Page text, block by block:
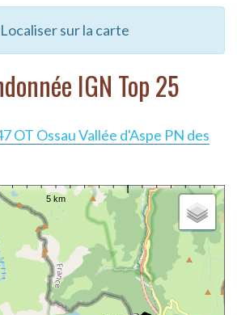
Localiser sur la carte
IGN Top 25
OT Ossau Vallée d'Aspe PN des